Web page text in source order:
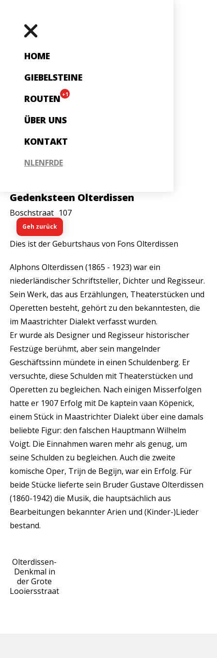
HOME
GIEBELSTEINE
ROUTEN +1
ÜBER UNS
KONTAKT
NLENFRDE
Gedenksteen Olterdissen
Boschstraat 107
Geh zurück
Dies ist der Geburtshaus von Fons Olterdissen
Alphons Olterdissen (1865 - 1923) war ein
niederländischer Schriftsteller, Dichter und Regisseur.
Sein Werk, das aus Erzählungen, Theaterstücken und
Operetten besteht, gehört zu den bekanntesten, die
im Maastrichter Dialekt verfasst wurden.
Er wurde als Designer und Regisseur historischer
Festzüge berühmt, aber sein mangelnder
Geschäftssinn mündete in einen Schuldenberg. Er
versuchte, diese Schulden mit Theaterstücken und
Operetten zu begleichen. Nach einigen Misserfolgen
hatte er 1907 Erfolg mit De kaptein vaan Köpenick,
einem Stück in Maastrichter Dialekt über eine damals
beliebte Figur: den falschen Hauptmann Wilhelm
Voigt. Die Einnahmen waren mehr als genug, um
seine Schulden zu begleichen. Auch die zweite
komische Oper, Trijn de Begijn, war ein Erfolg. Für
beide Stücke lieferte sein Bruder Gustave Olterdissen
(1860-1942) die Musik, die hauptsächlich aus
Bearbeitungen bekannter Arien und (Kinder-)Lieder
bestand.
Olterdissen-
Denkmal in
der Grote
Looiersstraat